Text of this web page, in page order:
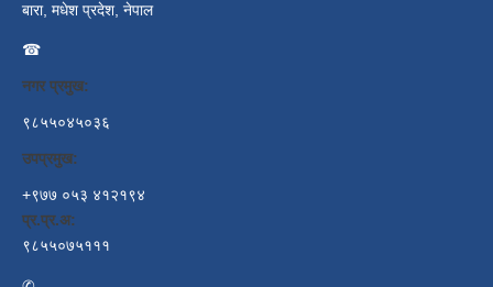
बारा, मधेश प्रदेश, नेपाल
☎
नगर प्रमुख:
९८५५०४५०३६
उपप्रमुख:
+९७७ ०५३ ४१२१९४
प्र.प्र.अ:
९८५५०७५१११